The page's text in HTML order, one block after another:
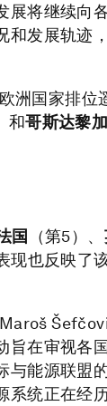
展将继续向
和发展轨迹
洲国家排位
和哥斯达黎加
国 （第5）、
现也反映了
Maroš
旨在审视各
与能源联盟
系统正在经